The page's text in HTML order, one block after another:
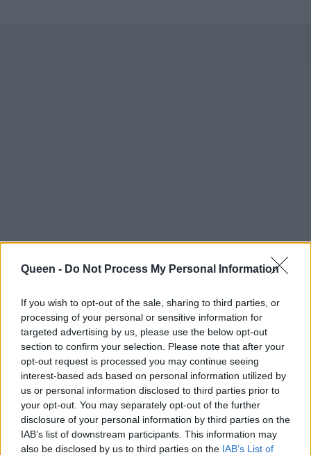
Queen - Do Not Process My Personal Information
If you wish to opt-out of the sale, sharing to third parties, or
processing of your personal or sensitive information for
targeted advertising by us, please use the below opt-out
section to confirm your selection. Please note that after your
opt-out request is processed you may continue seeing
interest-based ads based on personal information utilized by
us or personal information disclosed to third parties prior to
your opt-out. You may separately opt-out of the further
disclosure of your personal information by third parties on the
IAB’s list of downstream participants. This information may
also be disclosed by us to third parties on the IAB’s List of